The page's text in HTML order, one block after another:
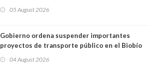
05 August 2026
Gobierno ordena suspender importantes
proyectos de transporte público en el Biobío
04 August 2026